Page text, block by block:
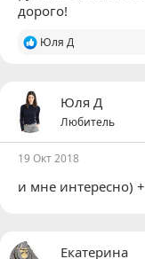
дорого!
Р
и
и
:
Юля Д
Юля Д
Любитель
19 Окт 2018
и мне интересно)
Екатерина